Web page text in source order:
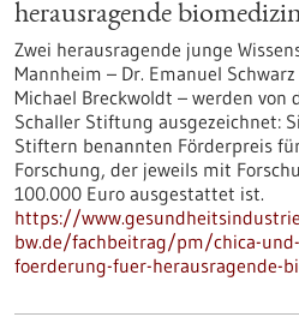
herausragende
Zwei herausragende junge
Mannheim – Dr. Emanuel
Michael Breckwoldt – werden von
Schaller Stiftung ausgezeichnet:
Stiftern benannten Förderpreis
Forschung, der jeweils mit
100.000 Euro ausgestattet ist.
https://
bw.de/fachbeitrag/pm/chica-
foerderung-fuer-herausragende-